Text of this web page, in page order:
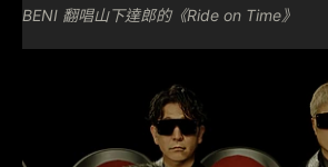
BENI 翻唱山下達郎的《Ride on Time》